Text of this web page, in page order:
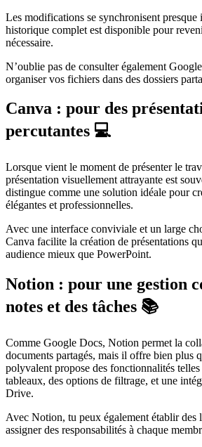
Les modifications se synchronisent presque
historique complet est disponible pour
nécessaire.
N’oublie pas de consulter également
organiser vos fichiers dans des dossiers
Canva : pour des
percutantes 💻
Lorsque vient le moment de présenter le
présentation visuellement attrayante est
distingue comme une solution idéale pour
élégantes et professionnelles.
Avec une interface conviviale et un large
Canva facilite la création de présentations
audience mieux que PowerPoint.
Notion : pour une gestion
notes et des tâches 📚
Comme Google Docs, Notion permet la
documents partagés, mais il offre bien plus
polyvalent propose des fonctionnalités
tableaux, des options de filtrage, et une
Drive.
Avec Notion, tu peux également établir des
assigner des responsabilités à chaque